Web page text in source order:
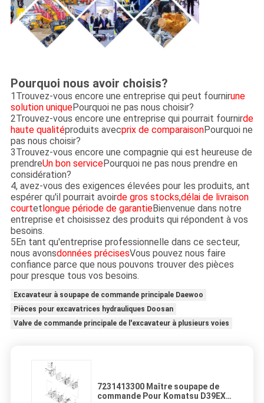
Pourquoi nous avoir choisis?
1Trouvez-vous encore une entreprise qui peut fournirune
solution uniquePourquoi ne pas nous choisir?
2Trouvez-vous encore une entreprise qui pourrait fournirde
haute qualitéproduits avecprix de comparaisonPourquoi ne
pas nous choisir?
3Trouvez-vous encore une compagnie qui est heureuse de
prendreUn bon servicePourquoi ne pas nous prendre en
considération?
4, avez-vous des exigences élevées pour les produits, ant
espérer qu'il pourrait avoirde gros stocks,délai de livraison
courtetlongue période de garantieBienvenue dans notre
entreprise et choisissez des produits qui répondent à vos
besoins.
5En tant qu'entreprise professionnelle dans ce secteur,
nous avonsdonnées précisesVous pouvez nous faire
confiance parce que nous pouvons trouver des pièces
pour presque tous vos besoins.
Excavateur à soupape de commande principale Daewoo
Pièces pour excavatrices hydrauliques Doosan
Valve de commande principale de l'excavateur à plusieurs voies
7231413300 Maître soupape de
commande Pour Komatsu D39EX-